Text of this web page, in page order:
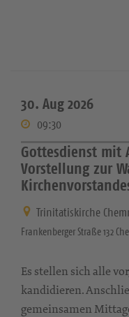
30. Aug 2026
09:30
Gottesdienst mit
Vorstellung zur
Trinitatiskirche
Frankenberger Straße 132
Es stellen sich alle
kandidieren.
gemeinsamen